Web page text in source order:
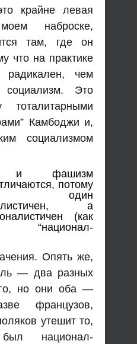
крайне левая
наброске,
там, где он
что на практике
чем
Это
тоталитарными
Камбоджи и,
социализмом
и фашизм
потому
один
а
(как
“национал-
Опять же,
— два разных
но они оба —
французов,
утешит то,
национал-